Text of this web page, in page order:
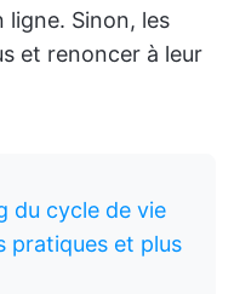
ligne. Sinon, les
et renoncer à leur
du cycle de vie
pratiques et plus